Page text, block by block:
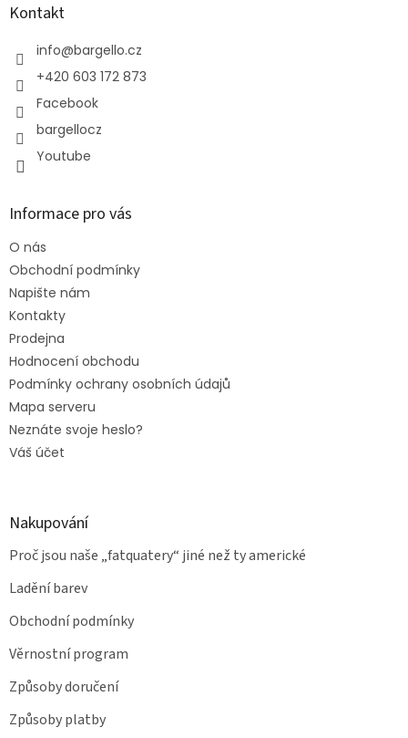
Kontakt
info@bargello.cz
+420 603 172 873
Facebook
bargellocz
Youtube
Informace pro vás
O nás
Obchodní podmínky
Napište nám
Kontakty
Prodejna
Hodnocení obchodu
Podmínky ochrany osobních údajů
Mapa serveru
Neznáte svoje heslo?
Váš účet
Nakupování
Proč jsou naše „fatquatery“ jiné než ty americké
Ladění barev
Obchodní podmínky
Věrnostní program
Způsoby doručení
Způsoby platby